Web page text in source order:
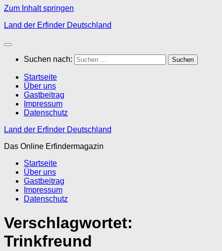
Zum Inhalt springen
Land der Erfinder Deutschland
Suchen nach:
Startseite
Über uns
Gastbeitrag
Impressum
Datenschutz
Land der Erfinder Deutschland
Das Online Erfindermagazin
Startseite
Über uns
Gastbeitrag
Impressum
Datenschutz
Verschlagwortet:
Trinkfreund